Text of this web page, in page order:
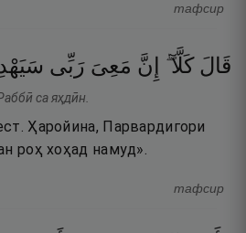
тафсир
قَالَ كَلَّآ ۖ إِنَّ مَعِىَ رَبِّى
са яҳдӣн.
Ҳаройина, Парвардигори
роҳ хоҳад намуд».
тафсир